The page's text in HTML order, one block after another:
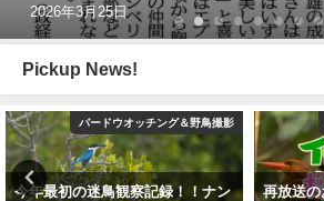
2023年5月30日
Pickup News!
バードウオッチング＆野鳥撮影
再放送のお知らせ：イロトリドリ
沖縄タイ